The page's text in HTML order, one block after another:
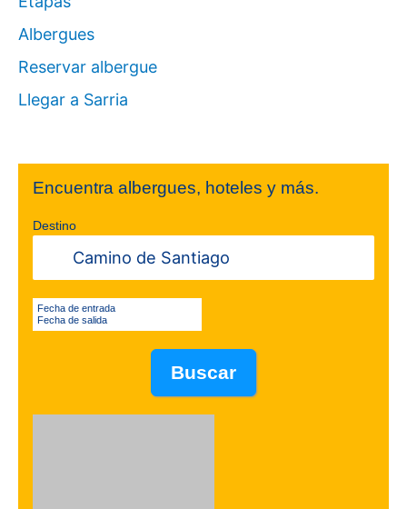
Albergues
Reservar albergue
Llegar a Sarria
Encuentra albergues, hoteles y más.
Destino
Fecha de entrada
Fecha de salida